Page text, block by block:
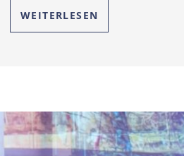
WEITERLESEN